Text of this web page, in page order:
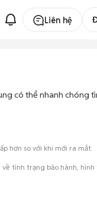
Liên hệ
có thể nhanh chóng
hơn so với khi mới ra mắt.
tình trạng bảo hành, hình